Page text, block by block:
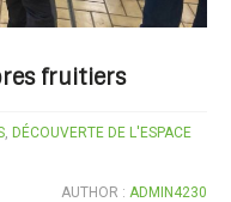
fruitiers
, DÉCOUVERTE DE L'ESPACE
AUTHOR : ADMIN4230